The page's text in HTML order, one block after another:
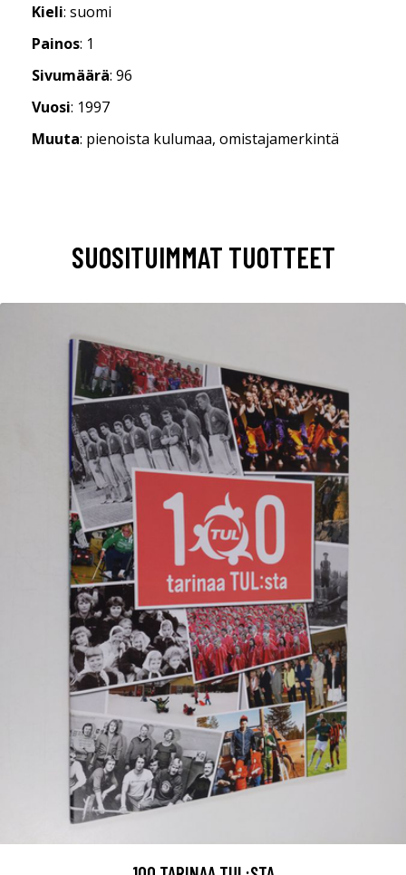
Kieli: suomi
Painos: 1
Sivumäärä: 96
Vuosi: 1997
Muuta: pienoista kulumaa, omistajamerkintä
SUOSITUIMMAT TUOTTEET